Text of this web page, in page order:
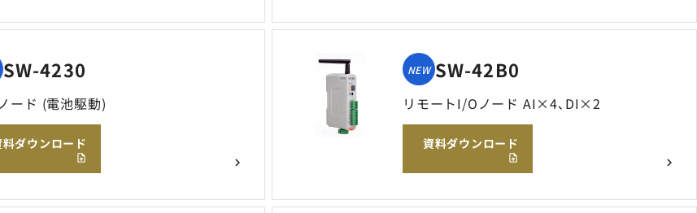
SW-4230
ード (電池駆動)
料ダウンロード
NEW SW-42B0
リモートI/Oノード AI×4､DI×2
資料ダウンロード